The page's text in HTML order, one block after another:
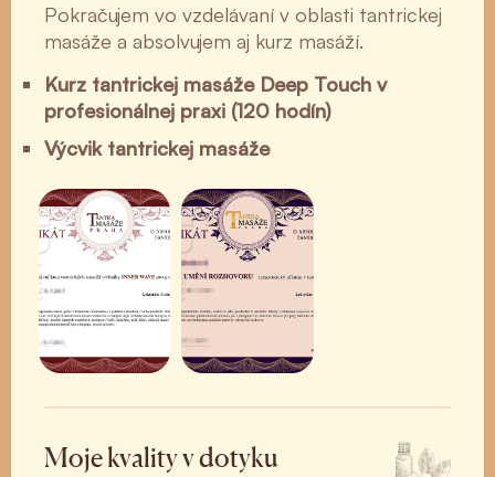
Pokračujem vo vzdelávaní v oblasti tantrickej
masáže a absolvujem aj kurz masáží.
Kurz tantrickej masáže Deep Touch v
profesionálnej praxi (120 hodín)
Výcvik tantrickej masáže
Moje kvality v dotyku